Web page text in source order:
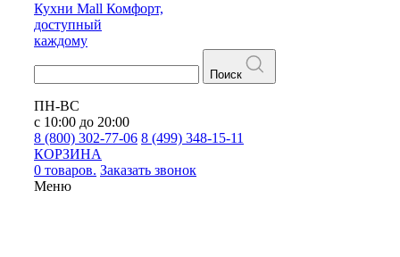
Кухни Mall Комфорт,
доступный
каждому
Поиск
ПН-ВС
с 10:00 до 20:00
8 (800) 302-77-06 8 (499) 348-15-11
КОРЗИНА
0 товаров. Заказать звонок
Меню